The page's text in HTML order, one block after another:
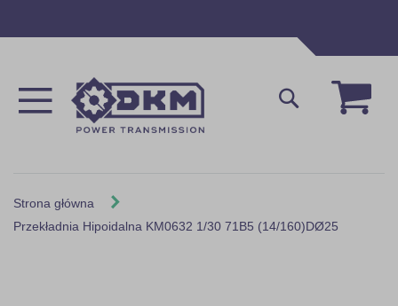
Mój
Szukaj
Strona główna
Przekładnia Hipoidalna KM0632 1/30 71B5 (14/160)DØ25